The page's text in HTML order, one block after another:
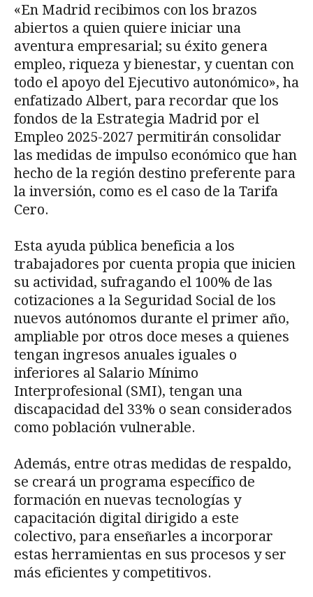
«En Madrid recibimos con los brazos
abiertos a quien quiere iniciar una
aventura empresarial; su éxito genera
empleo, riqueza y bienestar, y cuentan con
todo el apoyo del Ejecutivo autonómico», ha
enfatizado Albert, para recordar que los
fondos de la Estrategia Madrid por el
Empleo 2025-2027 permitirán consolidar
las medidas de impulso económico que han
hecho de la región destino preferente para
la inversión, como es el caso de la Tarifa
Cero.
Esta ayuda pública beneficia a los
trabajadores por cuenta propia que inicien
su actividad, sufragando el 100% de las
cotizaciones a la Seguridad Social de los
nuevos autónomos durante el primer año,
ampliable por otros doce meses a quienes
tengan ingresos anuales iguales o
inferiores al Salario Mínimo
Interprofesional (SMI), tengan una
discapacidad del 33% o sean considerados
como población vulnerable.
Además, entre otras medidas de respaldo,
se creará un programa específico de
formación en nuevas tecnologías y
capacitación digital dirigido a este
colectivo, para enseñarles a incorporar
estas herramientas en sus procesos y ser
más eficientes y competitivos.